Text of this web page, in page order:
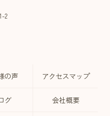
2
の声 アクセスマップ
グ 会社概要